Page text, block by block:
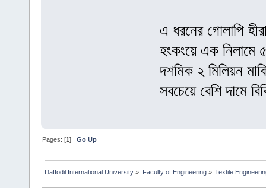
এ ধরনের গোলাপি
হংকংয়ে এক নিলামে
দশমিক ২ মিলিয়ন
সবচেয়ে বেশি দামে
Pages: [1]Go Up
Daffodil International University » Faculty of Engineering» Textile